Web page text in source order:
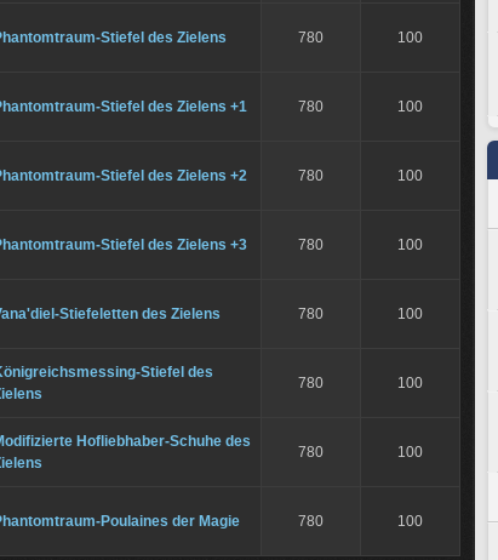
Stiefel des Zielens 780 100
Stiefel des Zielens +1 780 100
Stiefel des Zielens +2 780 100
Stiefel des Zielens +3 780 100
Stiefeletten des Zielens 780 100
Stiefel des
780 100
Hofliebhaber-Schuhe des
780 100
Poulaines der Magie 780 100